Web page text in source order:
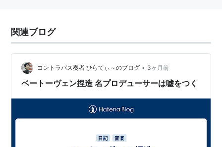
関連ブログ
コントラバス奏者 ひらてぃ～のブログ • 3ヶ月前
ベートーヴェン捏造 名プロデューサーは嘘をつく